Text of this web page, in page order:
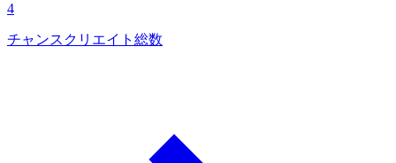
4
チャンスクリエイト総数